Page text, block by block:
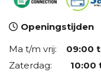
Openingstijden
Ma t/m vrij: 09:00
Zaterdag: 10:00